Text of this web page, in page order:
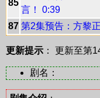
85
言！ 0:39
87 第2集预告：方黎
更新提示 ： 更新至第
剧名：